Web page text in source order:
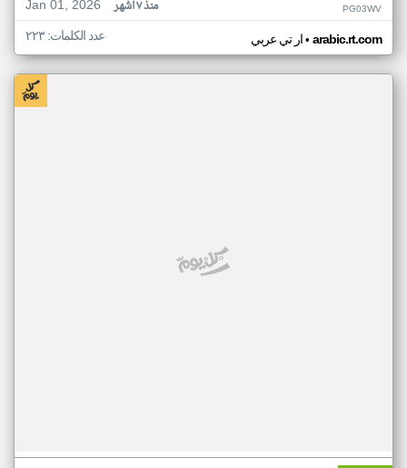
Jan 01, 2026
منذ ٧ أشهر PG03WV
ار تي عربي• arabic.rt.com عدد الكلمات: ٢٢٣